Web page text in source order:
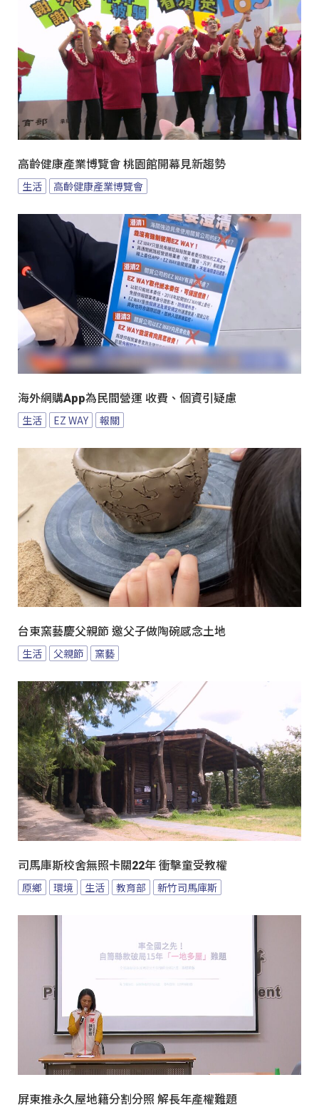
高齡健康產業博覽會 桃園館開幕見新趨勢
生活 高齡健康產業博覽會
海外網購App為民間營運 收費、個資引疑慮
生活 EZ WAY 報關
台東窯藝慶父親節 邀父子做陶碗感念土地
生活 父親節 窯藝
司馬庫斯校舍無照卡關22年 衝擊童受教權
原鄉 環境 生活 教育部 新竹司馬庫斯
屏東推永久屋地籍分割分照 解長年產權難題